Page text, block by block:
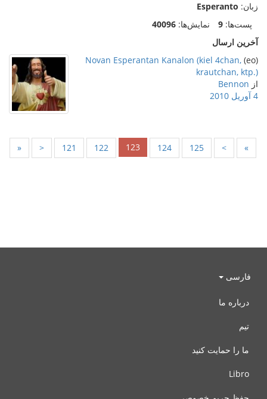
زبان: Esperanto
پست‌ها: 9 نمایش‌ها: 40096
آخرین ارسال
(eo)
Novan Esperantan Kanalon (kiel 4chan,
krautchan, ktp.)
از Bennon
4 آوریل 2010
« < 121 122 123 124 125 > »
فارسی
درباره ما
تیم
ما را حمایت کنید
Libro